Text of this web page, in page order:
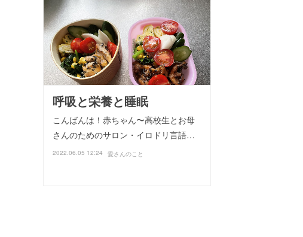
呼吸と栄養と睡眠
こんばんは！赤ちゃん〜高校生とお母
さんのためのサロン・イロドリ言語…
2022.06.05 12:24 愛さんのこと